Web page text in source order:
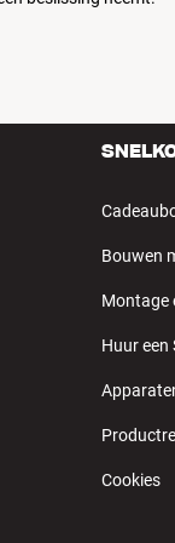
Bouwen
Montage
Huur een
Cookies